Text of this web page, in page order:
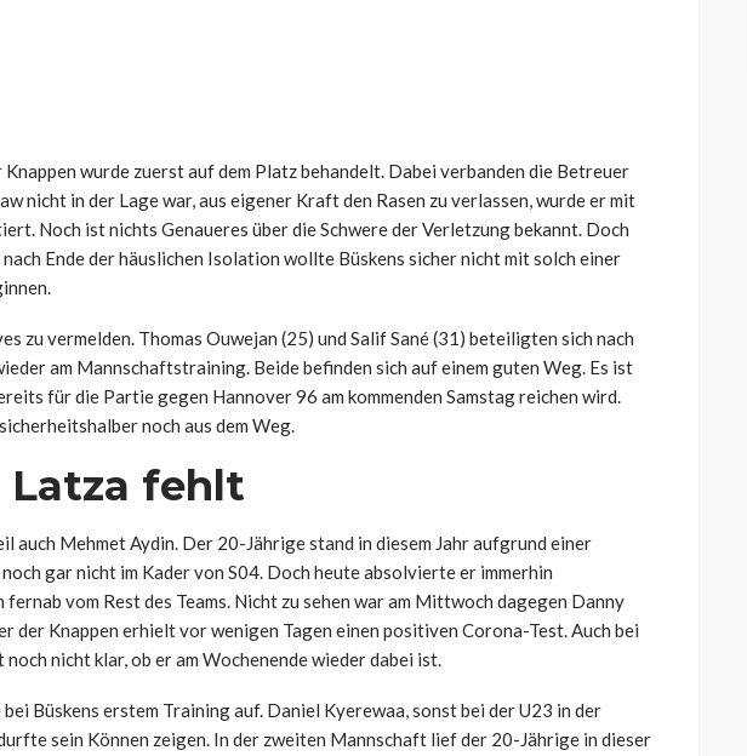
wurde zuerst auf dem Platz behandelt. Dabei verbanden die Betreuer
nicht in der Lage war, aus eigener Kraft den Rasen zu verlassen, wurde er mit
Noch ist nichts Genaueres über die Schwere der Verletzung bekannt. Doch
Ende der häuslichen Isolation wollte Büskens sicher nicht mit solch einer
zu vermelden. Thomas Ouwejan (25) und Salif Sané (31) beteiligten sich nach
am Mannschaftstraining. Beide befinden sich auf einem guten Weg. Es ist
für die Partie gegen Hannover 96 am kommenden Samstag reichen wird.
noch aus dem Weg.
Latza fehlt
auch Mehmet Aydin. Der 20-Jährige stand in diesem Jahr aufgrund einer
gar nicht im Kader von S04. Doch heute absolvierte er immerhin
fernab vom Rest des Teams. Nicht zu sehen war am Mittwoch dagegen Danny
der Knappen erhielt vor wenigen Tagen einen positiven Corona-Test. Auch bei
nicht klar, ob er am Wochenende wieder dabei ist.
bei Büskens erstem Training auf. Daniel Kyerewaa, sonst bei der U23 in der
sein Können zeigen. In der zweiten Mannschaft lief der 20-Jährige in dieser